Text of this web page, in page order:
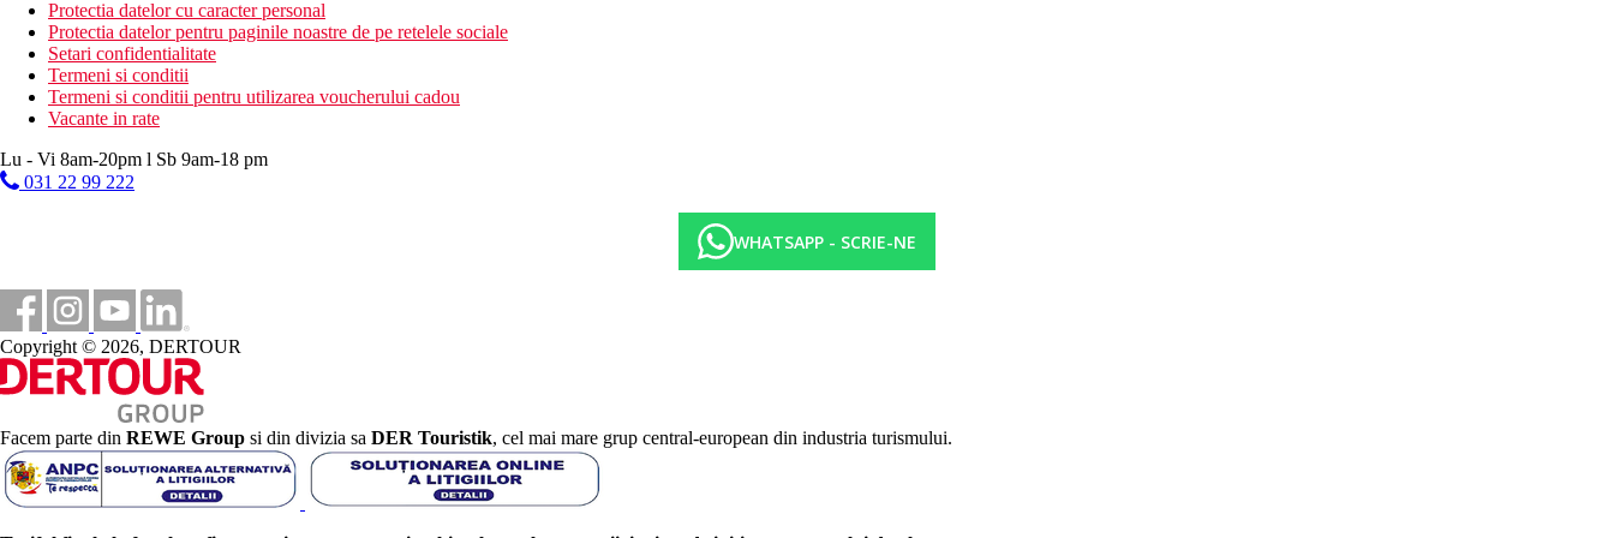
Wi-Fi (gratuit)
minimarket
magazine
mini discoteca
discoteca
o bisericuta mica
magazin de bijuterii
sala de sport, cinema in aer liber
cocktail bar - nou pentru sezonul 2023 (doar adulti)
bar pe plaja - nou pentru sezonul 2023
Descrierea plajei
nisipos
sezlonguri, umbrele si prosoape gratuite
Activitati gratuite
fitness
cinema in aer liber (2 bilete gratuite de persoana, deschis din iunie pana in septembrie)
programe de animatie
Protectia datelor cu caracter personal
Protectia datelor pentru paginile noastre de pe retelele sociale
Setari confidentialitate
Termeni si conditii
Termeni si conditii pentru utilizarea voucherului cadou
Vacante in rate
Lu - Vi 8am-20pm l Sb 9am-18 pm
031 22 99 222
WHATSAPP - SCRIE-NE
Copyright © 2026, DERTOUR
Facem parte din REWE Group si din divizia sa DER Touristik, cel mai mare grup central-european din industria turismului.